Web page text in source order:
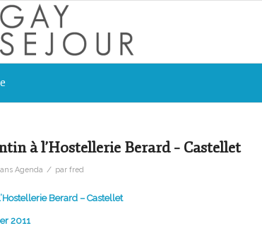
à l’Hostellerie Berard – Castellet
Agenda / par fred
Berard – Castellet
2011